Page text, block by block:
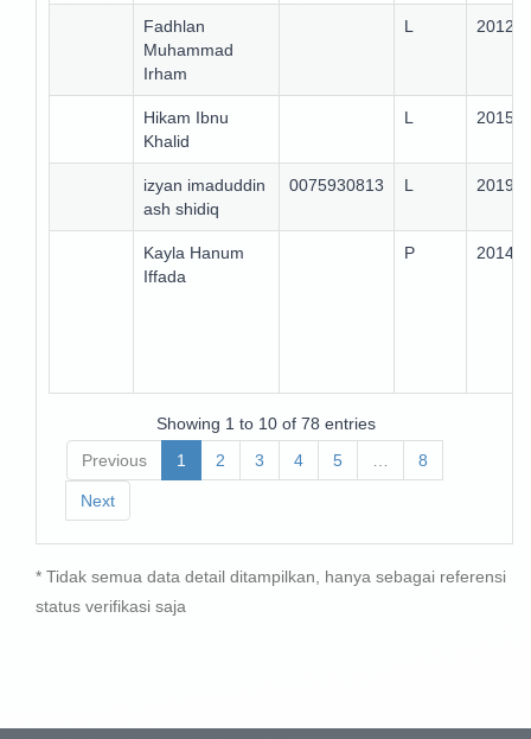
Fadhlan
Muhammad
Irham
L 2012
Hikam Ibnu
Khalid
L 2015
izyan imaduddin
ash shidiq
0075930813 L 2019
Kayla Hanum
Iffada
P 2014
Showing 1 to 10 of 78 entries
Previous
1 2 3 4 5 … 8
Next
* Tidak semua data detail ditampilkan, hanya sebagai referensi
status verifikasi saja